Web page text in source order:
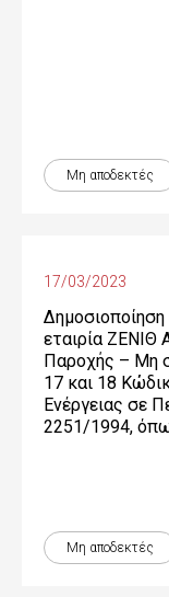
Μη αποδεκτές
17/03/2023
εταιρία ΖΕΝΙΘ
Παροχής – Μη
17 και 18
Ενέργειας σε
2251/1994,
Μη αποδεκτές